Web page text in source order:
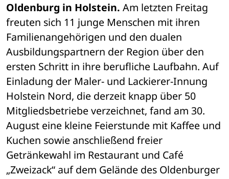
Oldenburg in Holstein. Am letzten Freitag
freuten sich 11 junge Menschen mit ihren
Familienangehörigen und den dualen
Ausbildungspartnern der Region über den
ersten Schritt in ihre berufliche Laufbahn. Auf
Einladung der Maler- und Lackierer-Innung
Holstein Nord, die derzeit knapp über 50
Mitgliedsbetriebe verzeichnet, fand am 30.
August eine kleine Feierstunde mit Kaffee und
Kuchen sowie anschließend freier
Getränkewahl im Restaurant und Café
„Zweizack“ auf dem Gelände des Oldenburger